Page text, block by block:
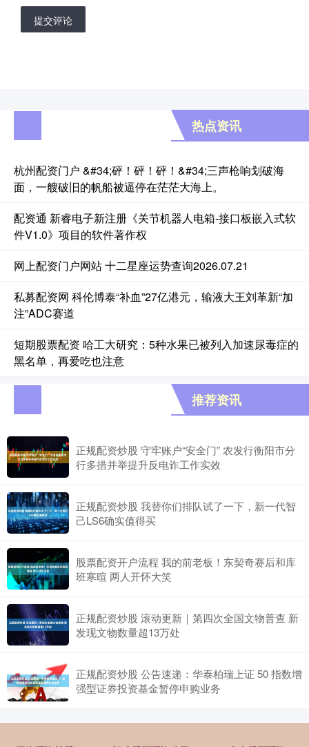
提交评论
热点资讯
杭州配资门户 &#34;砰！砰！砰！&#34;三声枪响划破海
面，一艘破旧的帆船被逼停在茫茫大海上。
配资通 新睿电子新注册《关节机器人电箱-接口板嵌入式软
件V1.0》项目的软件著作权
网上配资门户网站 十二星座运势查询2026.07.21
私募配资网 科伦博泰“补血”27亿港元，输液大王刘革新“加
注”ADC赛道
短期股票配资 哈工大研究：5种水果已被列入加速尿毒症的
黑名单，再爱吃也注意
推荐资讯
正规配资炒股 守牢账户“安全门” 农发行衡阳市分
行多措并举提升反电诈工作实效
正规配资炒股 我替你们排队试了一下，新一代智
己LS6确实值得买
股票配资开户流程 我的前老板！东契奇赛后和库
班寒暄 两人开怀大笑
正规配资炒股 滚动更新｜第四次全国文物普查 新
发现文物数量超13万处
正规配资炒股 公告速递：华泰柏瑞上证 50 指数增
强型证券投资基金暂停申购业务